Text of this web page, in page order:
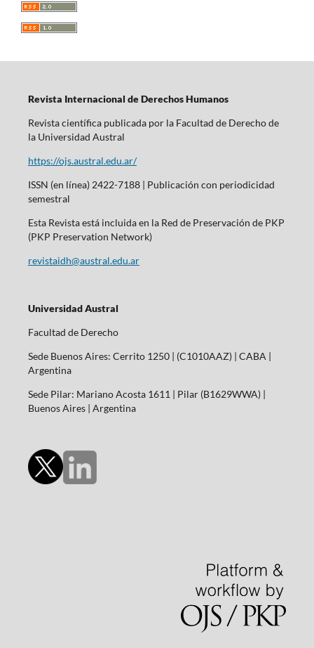
Revista Internacional de Derechos Humanos
Revista científica publicada por la Facultad de Derecho de
la Universidad Austral
https://ojs.austral.edu.ar/
ISSN (en línea) 2422-7188 | Publicación con periodicidad
semestral
Esta Revista está incluida en la Red de Preservación de PKP
(PKP Preservation Network)
revistaidh@austral.edu.ar
Universidad Austral
Facultad de Derecho
Sede Buenos Aires: Cerrito 1250 | (C1010AAZ) | CABA |
Argentina
Sede Pilar: Mariano Acosta 1611 | Pilar (B1629WWA) |
Buenos Aires | Argentina